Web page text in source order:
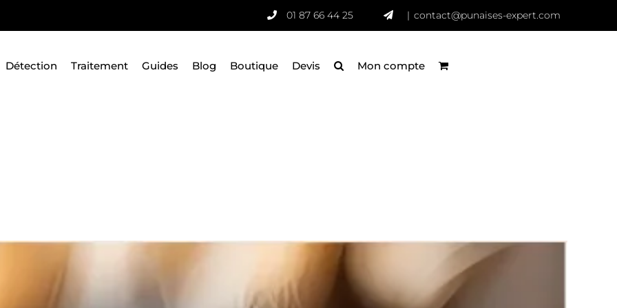
01 87 66 44 25 | contact@punaises-expert.com
Détection Traitement Guides Blog Boutique Devis Mon compte